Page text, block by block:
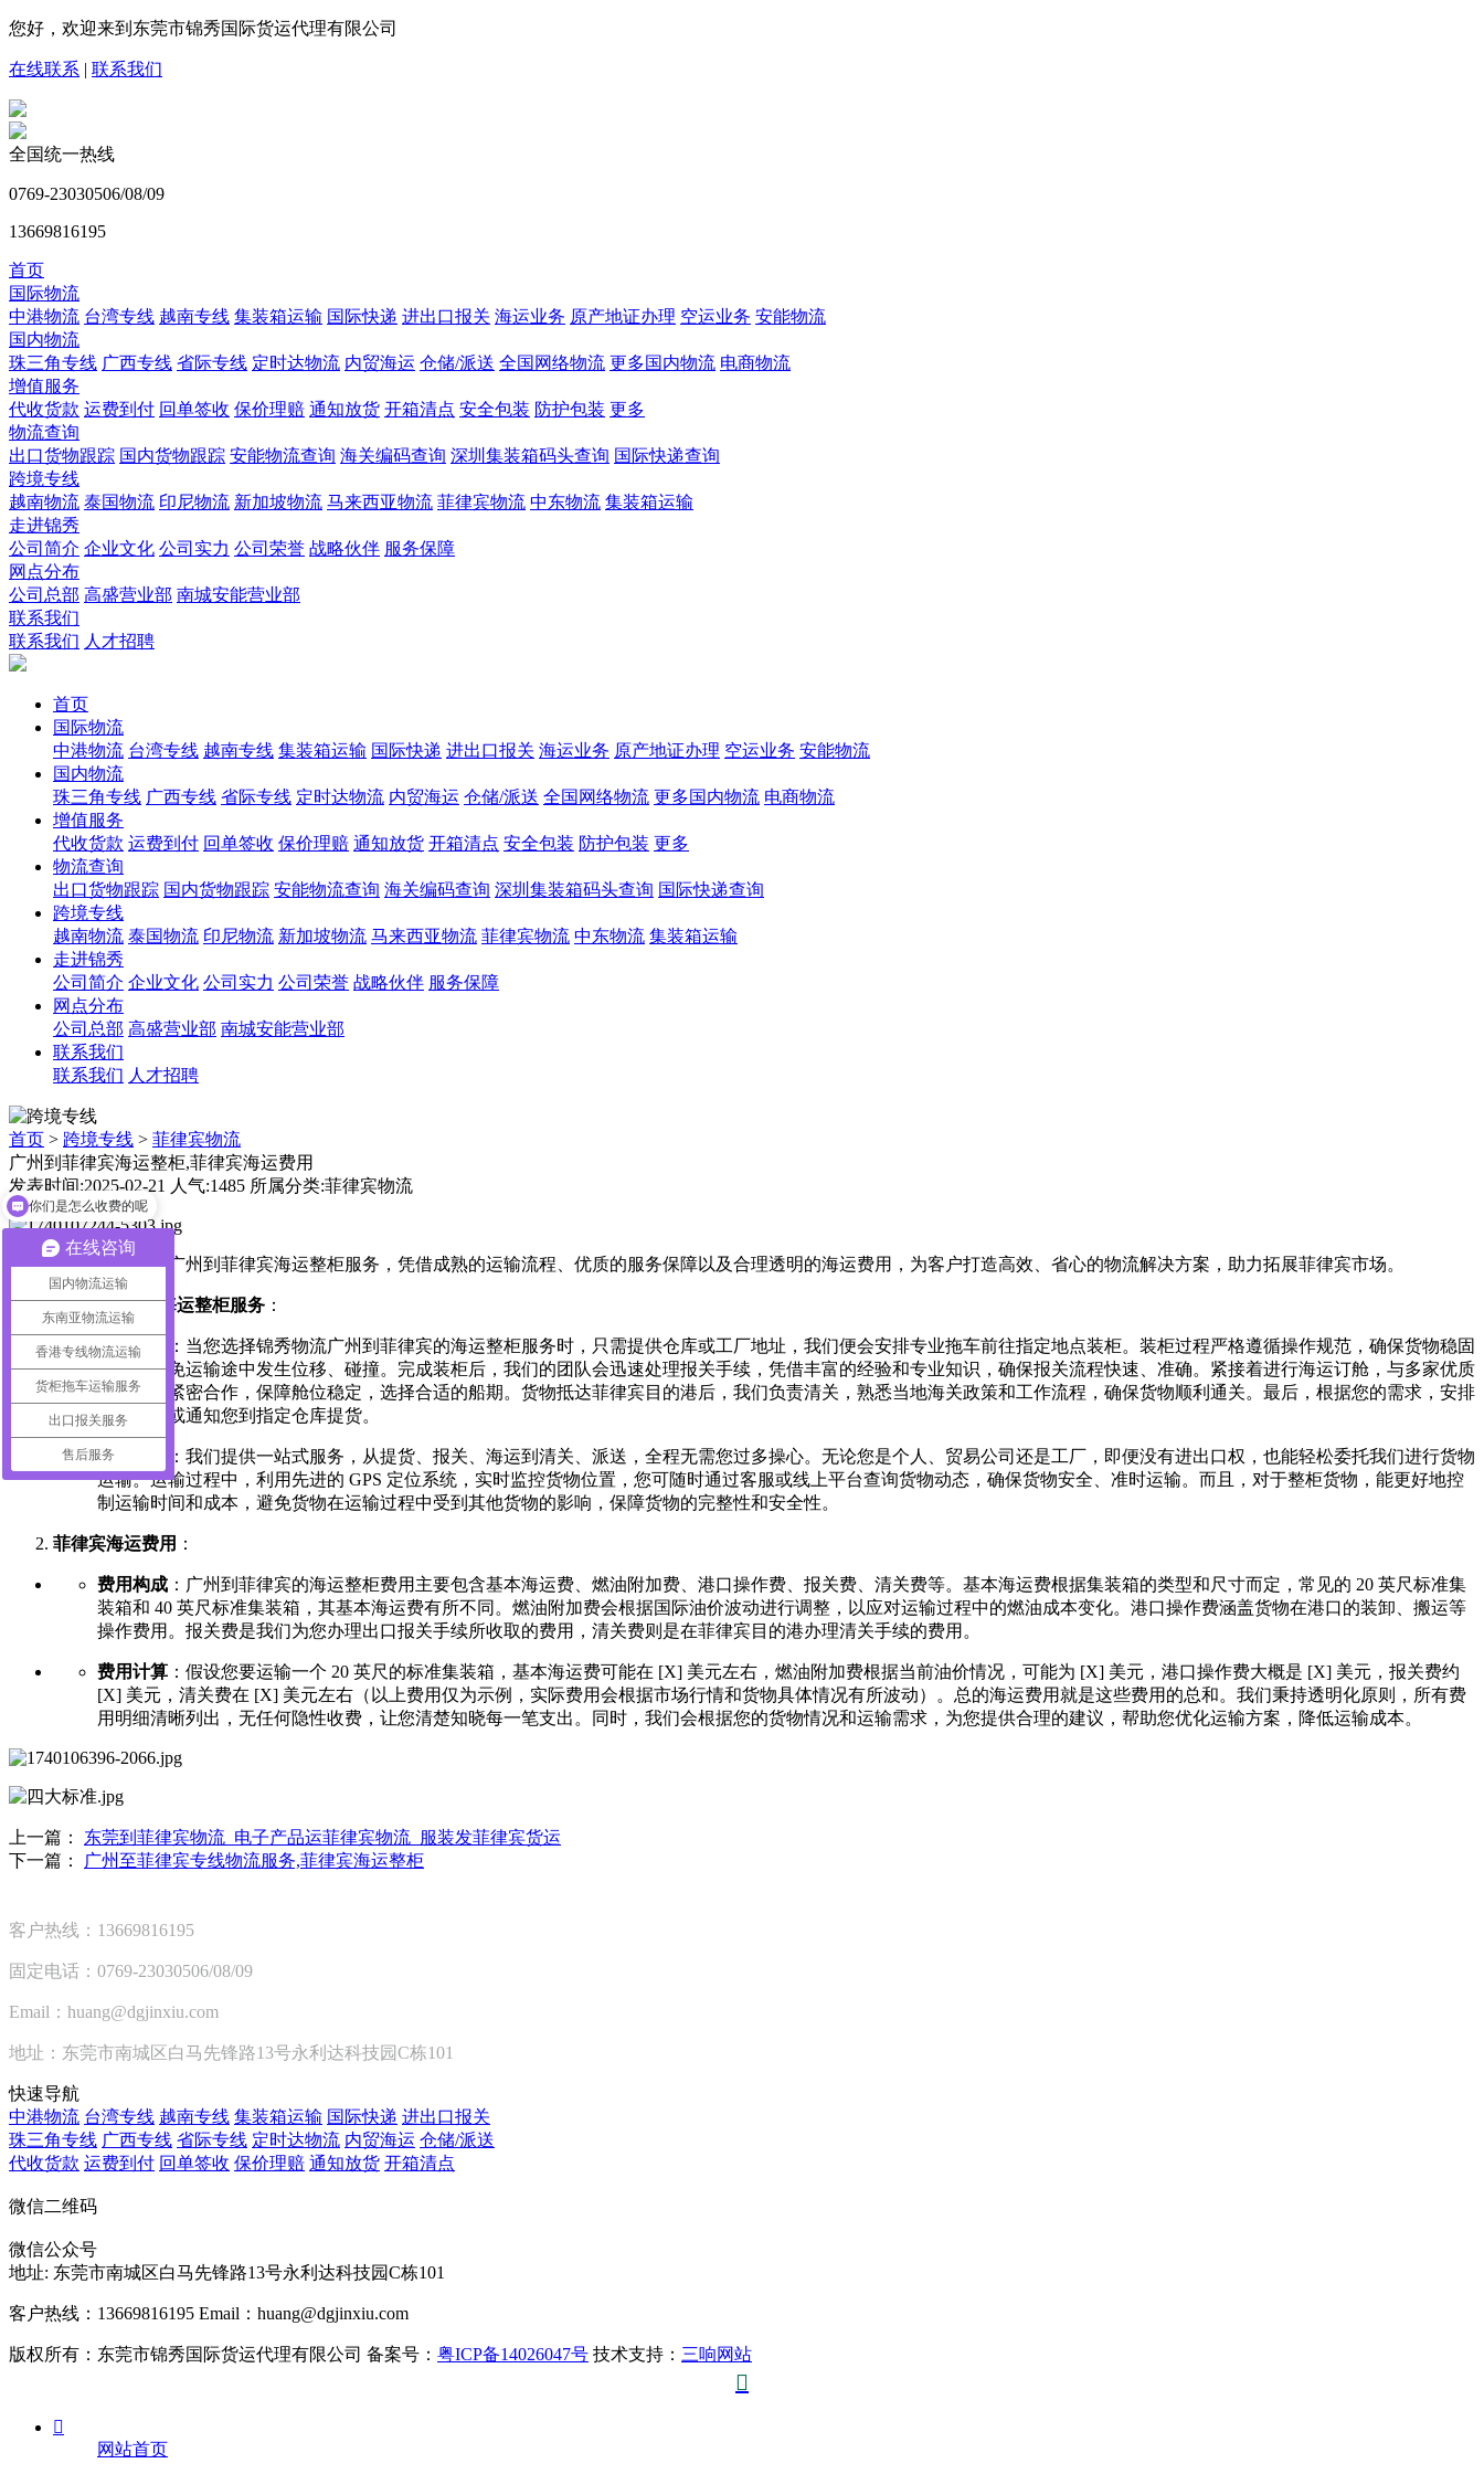
您好，欢迎来到东莞市锦秀国际货运代理有限公司
在线联系 | 联系我们
全国统一热线
0769-23030506/08/09
13669816195
首页
国际物流
中港物流 台湾专线 越南专线 集装箱运输 国际快递 进出口报关 海运业务 原产地证办理 空运业务 安能物流
国内物流
珠三角专线 广西专线 省际专线 定时达物流 内贸海运 仓储/派送 全国网络物流 更多国内物流 电商物流
增值服务
代收货款 运费到付 回单签收 保价理赔 通知放货 开箱清点 安全包装 防护包装 更多
物流查询
出口货物跟踪 国内货物跟踪 安能物流查询 海关编码查询 深圳集装箱码头查询 国际快递查询
跨境专线
越南物流 泰国物流 印尼物流 新加坡物流 马来西亚物流 菲律宾物流 中东物流 集装箱运输
走进锦秀
公司简介 企业文化 公司实力 公司荣誉 战略伙伴 服务保障
网点分布
公司总部 高盛营业部 南城安能营业部
联系我们
联系我们 人才招聘
首页
国际物流
中港物流 台湾专线 越南专线 集装箱运输 国际快递 进出口报关 海运业务 原产地证办理 空运业务 安能物流
国内物流
珠三角专线 广西专线 省际专线 定时达物流 内贸海运 仓储/派送 全国网络物流 更多国内物流 电商物流
增值服务
代收货款 运费到付 回单签收 保价理赔 通知放货 开箱清点 安全包装 防护包装 更多
物流查询
出口货物跟踪 国内货物跟踪 安能物流查询 海关编码查询 深圳集装箱码头查询 国际快递查询
跨境专线
越南物流 泰国物流 印尼物流 新加坡物流 马来西亚物流 菲律宾物流 中东物流 集装箱运输
走进锦秀
公司简介 企业文化 公司实力 公司荣誉 战略伙伴 服务保障
网点分布
公司总部 高盛营业部 南城安能营业部
联系我们
联系我们 人才招聘
首页 > 跨境专线 > 菲律宾物流
广州到菲律宾海运整柜,菲律宾海运费用
发表时间:2025-02-21 人气:1485 所属分类:菲律宾物流
锦秀物流提供专业的广州到菲律宾海运整柜服务，凭借成熟的运输流程、优质的服务保障以及合理透明的海运费用，为客户打造高效、省心的物流解决方案，助力拓展菲律宾市场。
广州到菲律宾海运整柜服务 ：
运输流程
：当您选择锦秀物流广州到菲律宾的海运整柜服务时，只需提供仓库或工厂地址，我们便会安排专业拖车前往指定地点装柜。装柜过程严格遵循操作规范，确保货物稳固
放置，避免运输途中发生位移、碰撞。完成装柜后，我们的团队会迅速处理报关手续，凭借丰富的经验和专业知识，确保报关流程快速、准确。紧接着进行海运订舱，与多家优质
船运公司紧密合作，保障舱位稳定，选择合适的船期。货物抵达菲律宾目的港后，我们负责清关，熟悉当地海关政策和工作流程，确保货物顺利通关。最后，根据您的需求，安排
送货上门或通知您到指定仓库提货。
服务优势
：我们提供一站式服务，从提货、报关、海运到清关、派送，全程无需您过多操心。无论您是个人、贸易公司还是工厂，即便没有进出口权，也能轻松委托我们进行货物
运输。运输过程中，利用先进的 GPS 定位系统，实时监控货物位置，您可随时通过客服或线上平台查询货物动态，确保货物安全、准时运输。而且，对于整柜货物，能更好地控
制运输时间和成本，避免货物在运输过程中受到其他货物的影响，保障货物的完整性和安全性。
菲律宾海运费用 ：
费用构成 ：广州到菲律宾的海运整柜费用主要包含基本海运费、燃油附加费、港口操作费、报关费、清关费等。基本海运费根据集装箱的类型和尺寸而定，常见的 20 英尺标准集
装箱和 40 英尺标准集装箱，其基本海运费有所不同。燃油附加费会根据国际油价波动进行调整，以应对运输过程中的燃油成本变化。港口操作费涵盖货物在港口的装卸、搬运等
操作费用。报关费是我们为您办理出口报关手续所收取的费用，清关费则是在菲律宾目的港办理清关手续的费用。
费用计算 ：假设您要运输一个 20 英尺的标准集装箱，基本海运费可能在 [X] 美元左右，燃油附加费根据当前油价情况，可能为 [X] 美元，港口操作费大概是 [X] 美元，报关费约
[X] 美元，清关费在 [X] 美元左右（以上费用仅为示例，实际费用会根据市场行情和货物具体情况有所波动）。总的海运费用就是这些费用的总和。我们秉持透明化原则，所有费
用明细清晰列出，无任何隐性收费，让您清楚知晓每一笔支出。同时，我们会根据您的货物情况和运输需求，为您提供合理的建议，帮助您优化运输方案，降低运输成本。
上一篇： 东莞到菲律宾物流_电子产品运菲律宾物流_服装发菲律宾货运
下一篇：
广州至菲律宾专线物流服务,菲律宾海运整柜
客户热线：13669816195
固定电话：0769-23030506/08/09
Email：huang@dgjinxiu.com
地址：东莞市南城区白马先锋路13号永利达科技园C栋101
快速导航
中港物流 台湾专线 越南专线 集装箱运输 国际快递 进出口报关
珠三角专线 广西专线 省际专线 定时达物流 内贸海运 仓储/派送
代收货款 运费到付 回单签收 保价理赔 通知放货 开箱清点
微信二维码
微信公众号
地址: 东莞市南城区白马先锋路13号永利达科技园C栋101
客户热线：13669816195 Email：huang@dgjinxiu.com
版权所有：东莞市锦秀国际货运代理有限公司 备案号： 粤ICP备14026047号 技术支持： 三响网站


网站首页
在线咨询
国内物流运输
东南亚物流运输
香港专线物流运输
货柜拖车运输服务
出口报关服务
售后服务
你们是怎么收费的呢
货柜拖车服务